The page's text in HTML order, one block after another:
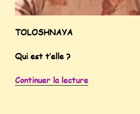
TOLOSHNAYA
Qui est t’elle ?
Continuer la lecture